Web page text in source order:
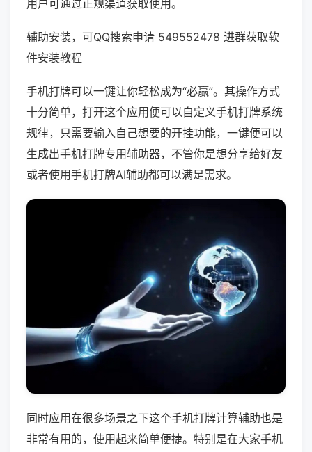
用户可通过正规渠道获取使用。
辅助安装，可QQ搜索申请 549552478 进群获取软
件安装教程
手机打牌可以一键让你轻松成为“必赢”。其操作方式
十分简单，打开这个应用便可以自定义手机打牌系统
规律，只需要输入自己想要的开挂功能，一键便可以
生成出手机打牌专用辅助器，不管你是想分享给好友
或者使用手机打牌AI辅助都可以满足需求。
同时应用在很多场景之下这个手机打牌计算辅助也是
非常有用的，使用起来简单便捷。特别是在大家手机